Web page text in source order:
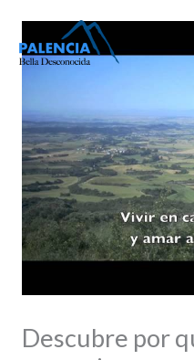
contenido
Descubre por